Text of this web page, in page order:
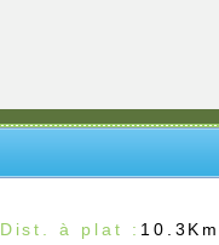
Dist. à plat : 10.3Km